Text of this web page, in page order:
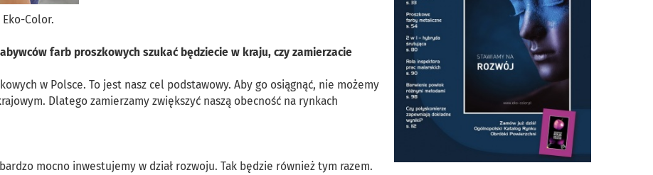
Color.
farb proszkowych szukać będziecie w kraju, czy zamierzacie
w Polsce. To jest nasz cel podstawowy. Aby go osiągnąć, nie możemy
Dlatego zamierzamy zwiększyć naszą obecność na rynkach
mocno inwestujemy w dział rozwoju. Tak będzie również tym razem.